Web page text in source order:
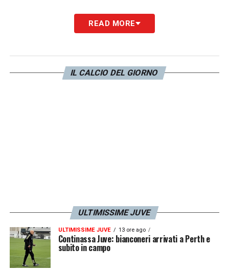
READ MORE
IL CALCIO DEL GIORNO
ULTIMISSIME JUVE
ULTIMISSIME JUVE 13 ore ago
Continassa Juve: bianconeri arrivati a Perth e
subito in campo